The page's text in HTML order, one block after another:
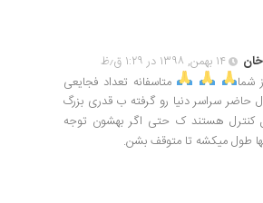
۱۴ بهمن, ۱۳۹۸ در ۱:۲۹ ق٫ظ
شما
متاسفانه تعداد فجایعی
حاضر سراسر دنیا رو گرفته ب قدری بزرگ
کنترل هستند ک حتی اگر بهشون توجه
طول میکشه تا متوقف بشن.